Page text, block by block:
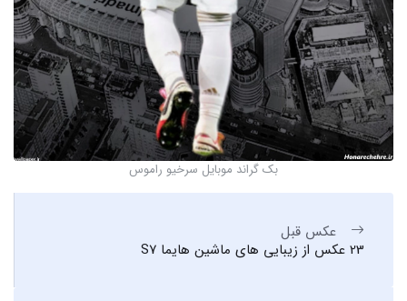
بک گراند موبایل سرخیو راموس
عکس قبل
23 عکس از زیبایی های ماشین هایما S7